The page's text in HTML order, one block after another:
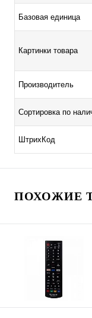
Базовая единица
Картинки товара
Производитель
Сортировка по
ШтрихКод
ПОХОЖИЕ